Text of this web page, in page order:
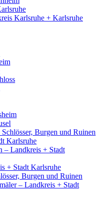
Karlsruhe + Karlsruhe
Burgen und Ruinen
Karlsruhe
– Landkreis + Stadt
+ Stadt Karlsruhe
Burgen und Ruinen
– Landkreis + Stadt